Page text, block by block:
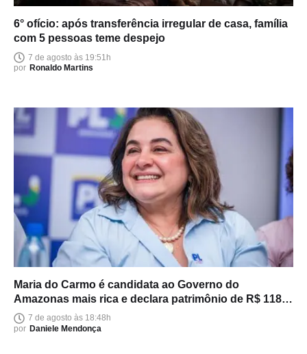
6° ofício: após transferência irregular de casa, família
com 5 pessoas teme despejo
7 de agosto às 19:51h
por Ronaldo Martins
Maria do Carmo é candidata ao Governo do
Amazonas mais rica e declara patrimônio de R$ 118
milhões
7 de agosto às 18:48h
por Daniele Mendonça